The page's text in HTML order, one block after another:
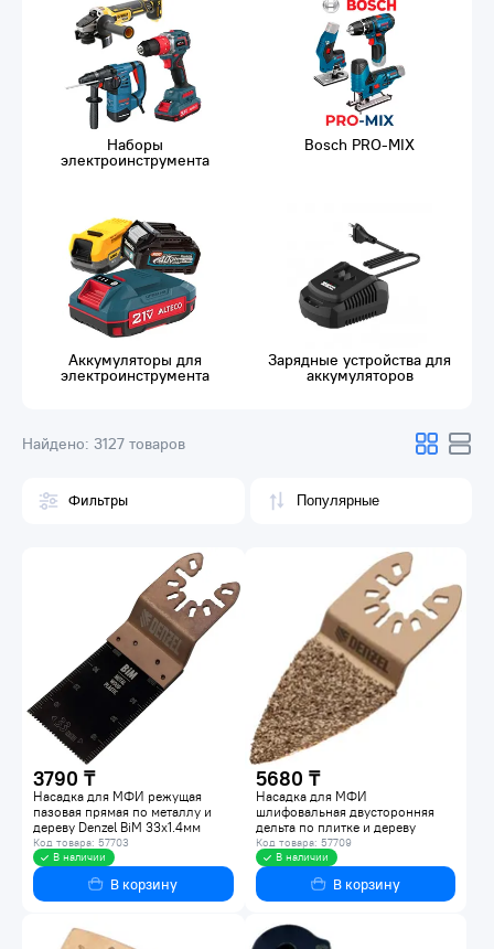
Наборы
электроинструмента
Bosch PRO-MIX
Аккумуляторы для
электроинструмента
Зарядные устройства для
аккумуляторов
Найдено: 3127 товаров
Фильтры
3790 ₸
Насадка для МФИ режущая
пазовая прямая по металлу и
дереву Denzel BiM 33x1.4мм
782305
Код товара: 57703
В наличии
В корзину
5680 ₸
Насадка для МФИ
шлифовальная двусторонняя
дельта по плитке и дереву
Denzel HM 33мм 782321
Код товара: 57709
В наличии
В корзину